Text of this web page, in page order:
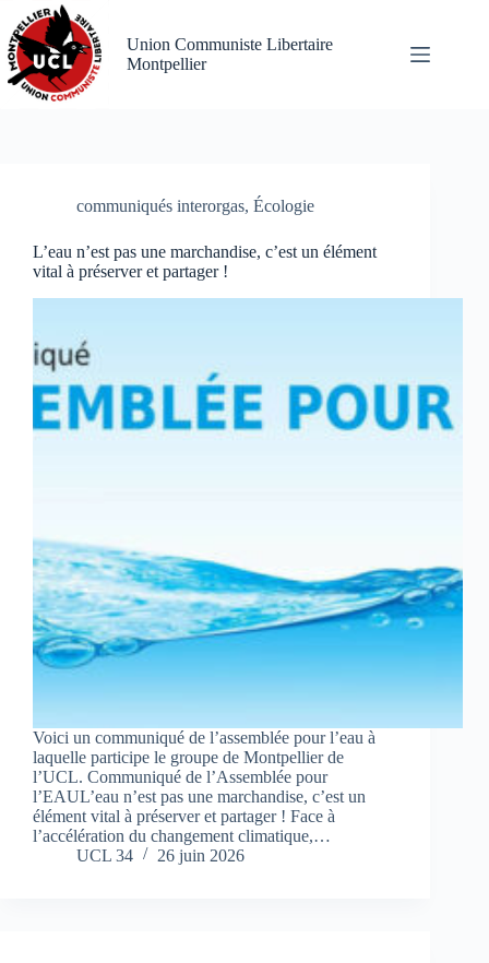
Passer
au
contenu
Union Communiste Libertaire
Montpellier
communiqués interorgas, Écologie
L’eau n’est pas une marchandise, c’est un élément
vital à préserver et partager !
Voici un communiqué de l’assemblée pour l’eau à
laquelle participe le groupe de Montpellier de
l’UCL. Communiqué de l’Assemblée pour
l’EAUL’eau n’est pas une marchandise, c’est un
élément vital à préserver et partager ! Face à
l’accélération du changement climatique,…
UCL 34
26 juin 2026